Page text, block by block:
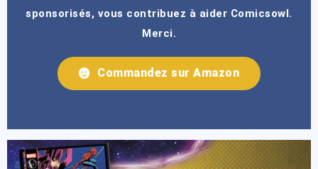
sponsorisés, vous contribuez à aider Comicsowl.
Merci.
Commandez sur Amazon